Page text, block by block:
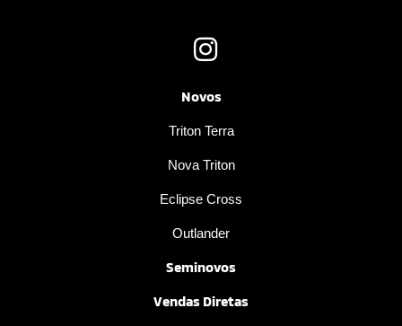
Novos
Triton Terra
Nova Triton
Eclipse Cross
Outlander
Seminovos
Vendas Diretas